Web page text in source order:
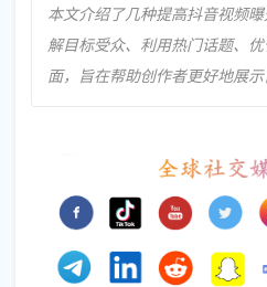
本文介绍了几种提高抖音视频
解目标受众、利用热门话题、
面，旨在帮助创作者更好地展示